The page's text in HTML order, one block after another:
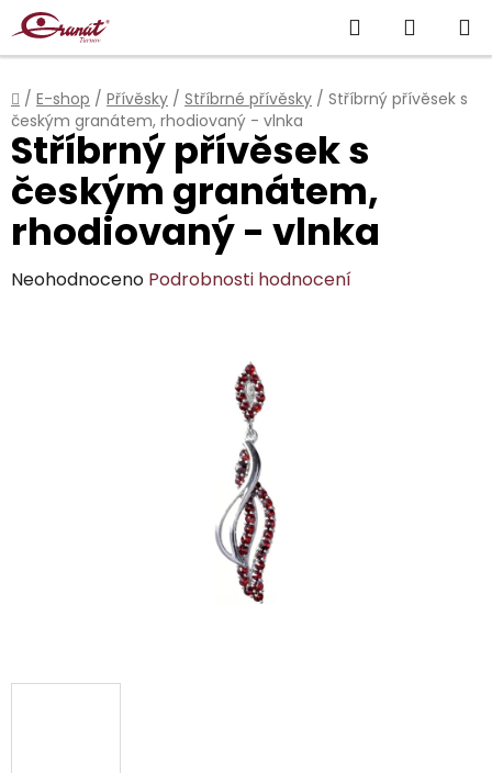
Přejít
na
obsah
Hledat
KOŠÍK
Domů
/ E-shop / Přívěsky / Stříbrné přívěsky / Stříbrný přívěsek s
českým granátem, rhodiovaný - vlnka
Stříbrný přívěsek s
českým granátem,
rhodiovaný - vlnka
Průměrné
Neohodnoceno Podrobnosti hodnocení